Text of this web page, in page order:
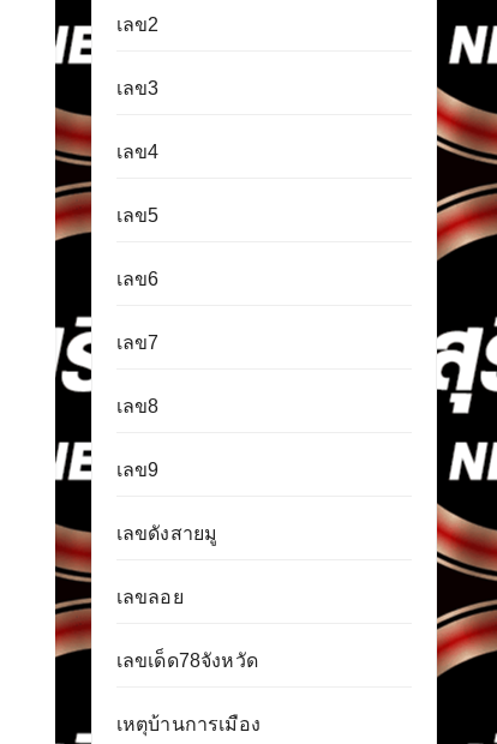
เลข2
เลข3
เลข4
เลข5
เลข6
เลข7
เลข8
เลข9
เลขดังสายมู
เลขลอย
เลขเด็ด78จังหวัด
เหตุบ้านการเมือง